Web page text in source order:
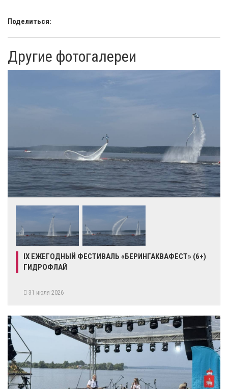
Поделиться:
Другие фотогалереи
IX ЕЖЕГОДНЫЙ ФЕСТИВАЛЬ «БЕРИНГАКВАФЕСТ» (6+)
ГИДРОФЛАЙ
31 июля 2026